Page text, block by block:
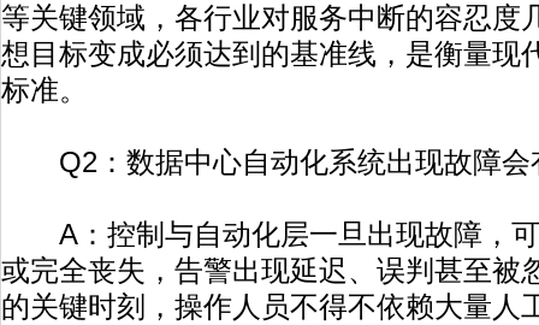
等关键领域，各行业对服务中断的容忍度
想目标变成必须达到的基准线，是衡量现
标准。
Q2：数据中心自动化系统出现故障会
A：控制与自动化层一旦出现故障，可
或完全丧失，告警出现延迟、误判甚至被
的关键时刻，操作人员不得不依赖大量人